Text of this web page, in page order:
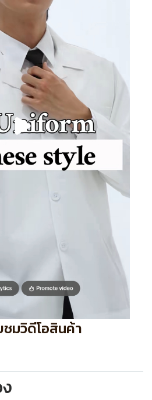
ชมวิดีโอสินค้า